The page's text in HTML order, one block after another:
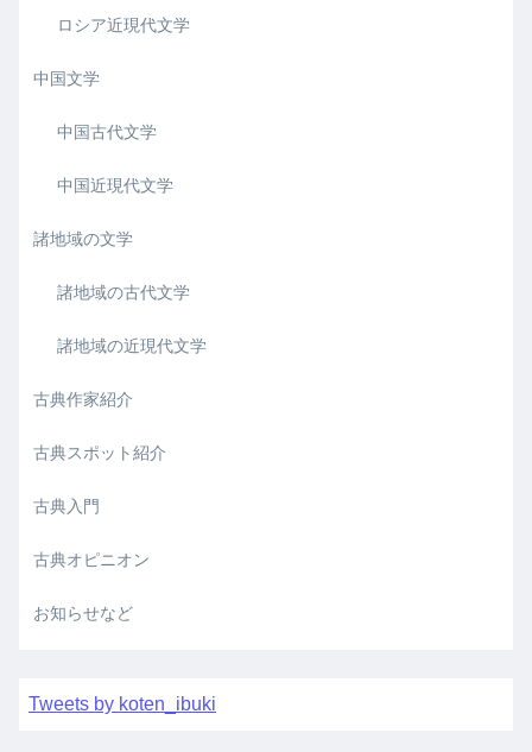
ロシア近現代文学
中国文学
中国古代文学
中国近現代文学
諸地域の文学
諸地域の古代文学
諸地域の近現代文学
古典作家紹介
古典スポット紹介
古典入門
古典オピニオン
お知らせなど
Tweets by koten_ibuki